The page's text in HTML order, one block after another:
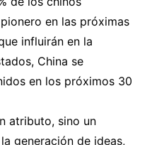
en las próximas
influirán en la
China se
en los próximos 30
atributo, sino un
generación de ideas,